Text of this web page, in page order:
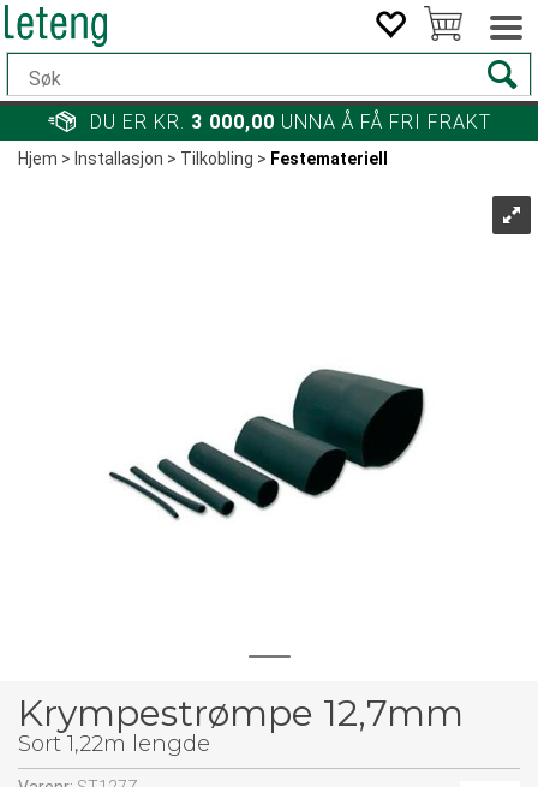
DU ER KR. 3 000,00 UNNA Å FÅ FRI FRAKT
Hjem> Installasjon>Tilkobling> Festemateriell
Krympestrømpe 12,7mm
Sort 1,22m lengde